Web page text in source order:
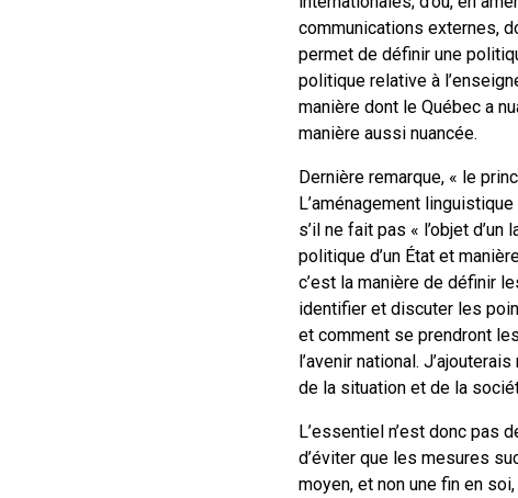
communications externes,
permet de définir une
politique relative à
manière dont le Québec a
manière aussi nuancée.
Dernière remarque, « le
L’aménagement
s’il ne fait pas « l’objet
politique d’un État et
c’est la manière de définir
identifier et discuter les
et comment se prendront
l’avenir national.
de la situation et de la
L’essentiel n’est donc pas
d’éviter que les mesures
moyen, et non une fin en